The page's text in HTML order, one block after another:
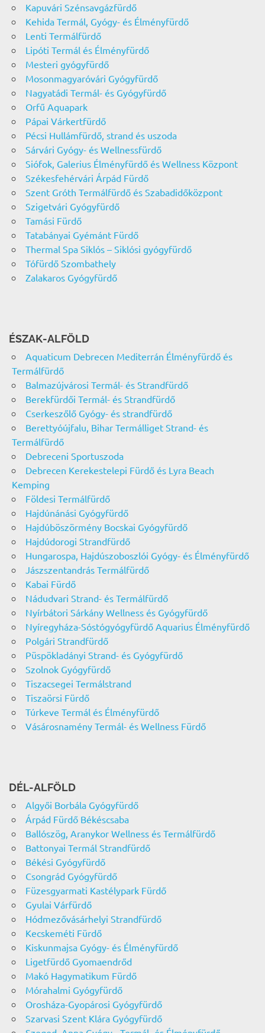
Kapuvári Szénsavgázfürdő
Kehida Termál, Gyógy- és Élményfürdő
Lenti Termálfürdő
Lipóti Termál és Élményfürdő
Mesteri gyógyfürdő
Mosonmagyaróvári Gyógyfürdő
Nagyatádi Termál- és Gyógyfürdő
Orfű Aquapark
Pápai Várkertfürdő
Pécsi Hullámfürdő, strand és uszoda
Sárvári Gyógy- és Wellnessfürdő
Siófok, Galerius Élményfürdő és Wellness Központ
Székesfehérvári Árpád Fürdő
Szent Gróth Termálfürdő és Szabadidőközpont
Szigetvári Gyógyfürdő
Tamási Fürdő
Tatabányai Gyémánt Fürdő
Thermal Spa Siklós – Siklósi gyógyfürdő
Tófürdő Szombathely
Zalakaros Gyógyfürdő
ÉSZAK-ALFÖLD
Aquaticum Debrecen Mediterrán Élményfürdő és
Termálfürdő
Balmazújvárosi Termál- és Strandfürdő
Berekfürdői Termál- és Strandfürdő
Cserkeszőlő Gyógy- és strandfürdő
Berettyóújfalu, Bihar Termálliget Strand- és
Termálfürdő
Debreceni Sportuszoda
Debrecen Kerekestelepi Fürdő és Lyra Beach
Kemping
Földesi Termálfürdő
Hajdúnánási Gyógyfürdő
Hajdúböszörmény Bocskai Gyógyfürdő
Hajdúdorogi Strandfürdő
Hungarospa, Hajdúszoboszlói Gyógy- és Élményfürdő
Jászszentandrás Termálfürdő
Kabai Fürdő
Nádudvari Strand- és Termálfürdő
Nyírbátori Sárkány Wellness és Gyógyfürdő
Nyíregyháza-Sóstógyógyfürdő Aquarius Élményfürdő
Polgári Strandfürdő
Püspökladányi Strand- és Gyógyfürdő
Szolnok Gyógyfürdő
Tiszacsegei Termálstrand
Tiszaörsi Fürdő
Túrkeve Termál és Élményfürdő
Vásárosnamény Termál- és Wellness Fürdő
DÉL-ALFÖLD
Algyői Borbála Gyógyfürdő
Árpád Fürdő Békéscsaba
Ballószög, Aranykor Wellness és Termálfürdő
Battonyai Termál Strandfürdő
Békési Gyógyfürdő
Csongrád Gyógyfürdő
Füzesgyarmati Kastélypark Fürdő
Gyulai Várfürdő
Hódmezővásárhelyi Strandfürdő
Kecskeméti Fürdő
Kiskunmajsa Gyógy- és Élményfürdő
Ligetfürdő Gyomaendrőd
Makó Hagymatikum Fürdő
Mórahalmi Gyógyfürdő
Orosháza-Gyopárosi Gyógyfürdő
Szarvasi Szent Klára Gyógyfürdő